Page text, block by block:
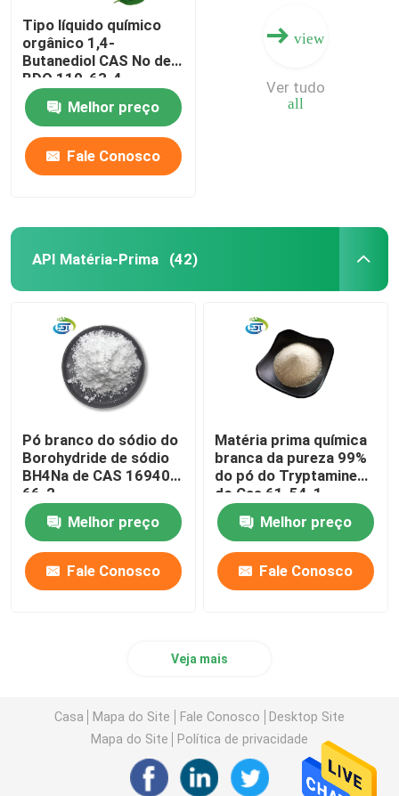
Tipo líquido químico
orgânico 1,4-
Butanediol CAS No de
BDO 110-63-4
Melhor preço
Fale Conosco
view
all
Ver tudo
API Matéria-Prima (42)
Pó branco do sódio do
Borohydride de sódio
BH4Na de CAS 16940-
66-2
Melhor preço
Fale Conosco
Matéria prima química
branca da pureza 99%
do pó do Tryptamine
do Cas 61-54-1
Melhor preço
Fale Conosco
Veja mais
Casa Mapa do Site Fale Conosco
Desktop Site
Mapa do Site
Política de privacidade